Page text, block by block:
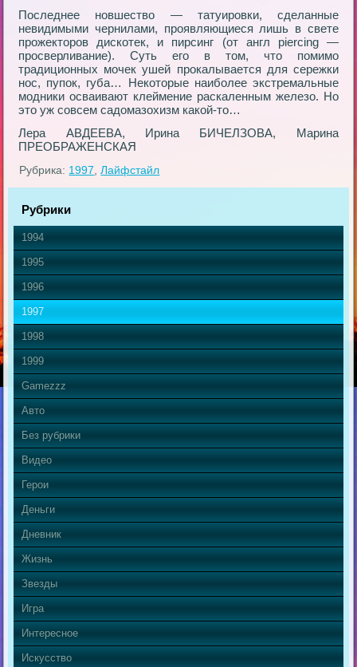
Последнее новшество — татуировки, сделанные
невидимыми чернилами, проявляющиеся лишь в свете
прожекторов дискотек, и пирсинг (от англ piercing —
просверливание). Суть его в том, что помимо
традиционных мочек ушей прокалывается для сережки
нос, пупок, губа… Некоторые наиболее экстремальные
модники осваивают клеймение раскаленным железо. Но
это уж совсем садомазохизм какой-то…
Лера АВДЕЕВА, Ирина БИЧЕЛЗОВА, Марина
ПРЕОБРАЖЕНСКАЯ
Рубрика: 1997,Лайфстайл
Рубрики
1994
1995
1996
1997
1998
1999
Gamezzz
Авто
Без рубрики
Видео
Герои
Деньги
Дневник
Жизнь
Звезды
Игра
Интересное
Искусство